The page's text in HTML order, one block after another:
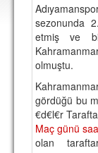
MULTİMEDYA
MARŞ &
KULÜP
sezonunda
etmiş ve
olmuştu.
gördüğü bu
€d€l€r
Maç günü
olan